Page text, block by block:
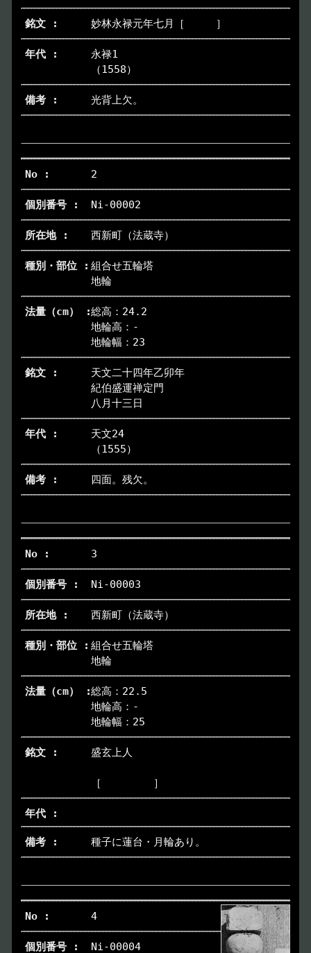
トップページ Index
アクセス
各種申請 Applications
デジタルアーカイブ
その他のご案内 Others
妙林永禄元年七月［ ］
永禄1
（1558）
光背上欠。
2
Ni-00002
西新町（法蔵寺）
組合せ五輪塔
地輪
総高：24.2
地輪高：-
地輪幅：23
天文二十四年乙卯年
紀伯盛運禅定門
八月十三日
天文24
（1555）
四面。残欠。
3
Ni-00003
西新町（法蔵寺）
組合せ五輪塔
地輪
総高：22.5
地輪高：-
地輪幅：25
盛玄上人
［ ］
種子に蓮台・月輪あり。
4
Ni-00004